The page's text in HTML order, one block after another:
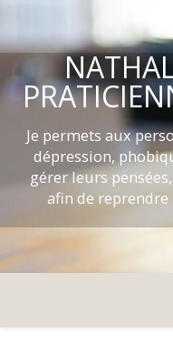
Je permets aux
dépression,
gérer leurs
afin de